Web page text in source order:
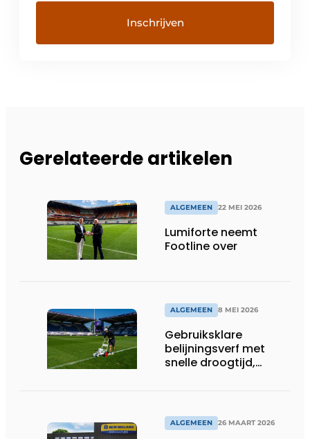
Gerelateerde artikelen
ALGEMEEN 22 MEI 2026
Lumiforte neemt
Footline over
ALGEMEEN 8 MEI 2026
Gebruiksklare
belijningsverf met
snelle droogtijd,
ALGEMEEN 26 MAART 2026